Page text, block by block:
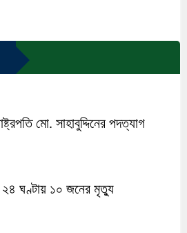
মো. সাহাবুদ্দিনের পদত্যাগ
ঘণ্টায় ১০ জনের মৃত্যু